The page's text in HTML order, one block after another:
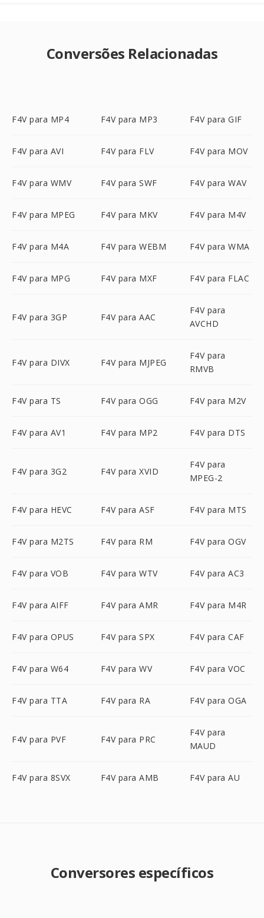
Conversões Relacionadas
F4V para MP4 F4V para MP3 F4V para GIF
F4V para AVI F4V para FLV F4V para MOV
F4V para WMV F4V para SWF F4V para WAV
F4V para MPEG F4V para MKV F4V para M4V
F4V para M4A F4V para WEBM F4V para WMA
F4V para MPG F4V para MXF F4V para FLAC
F4V para 3GP F4V para AAC
F4V para
AVCHD
F4V para DIVX F4V para MJPEG
F4V para
RMVB
F4V para TS F4V para OGG F4V para M2V
F4V para AV1 F4V para MP2 F4V para DTS
F4V para 3G2 F4V para XVID
F4V para
MPEG-2
F4V para HEVC F4V para ASF F4V para MTS
F4V para M2TS F4V para RM F4V para OGV
F4V para VOB F4V para WTV F4V para AC3
F4V para AIFF F4V para AMR F4V para M4R
F4V para OPUS F4V para SPX F4V para CAF
F4V para W64 F4V para WV F4V para VOC
F4V para TTA F4V para RA F4V para OGA
F4V para PVF F4V para PRC
F4V para
MAUD
F4V para 8SVX F4V para AMB F4V para AU
Conversores específicos